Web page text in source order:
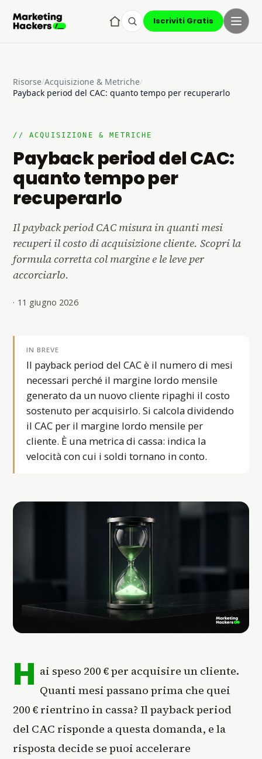
Iscriviti Gratis
Risorse/Acquisizione & Metriche/
Payback period del CAC: quanto tempo per recuperarlo
// ACQUISIZIONE & METRICHE
Payback period del CAC:
quanto tempo per
recuperarlo
Il payback period CAC misura in quanti mesi
recuperi il costo di acquisizione cliente. Scopri la
formula corretta col margine e le leve per
accorciarlo.
· 11 giugno 2026
IN BREVE
Il payback period del CAC è il numero di mesi
necessari perché il margine lordo mensile
generato da un nuovo cliente ripaghi il costo
sostenuto per acquisirlo. Si calcola dividendo
il CAC per il margine lordo mensile per
cliente. È una metrica di cassa: indica la
velocità con cui i soldi tornano in conto.
H ai speso 200 € per acquisire un cliente.
Quanti mesi passano prima che quei
200 € rientrino in cassa? Il payback period
del CAC risponde a questa domanda, e la
risposta decide se puoi accelerare